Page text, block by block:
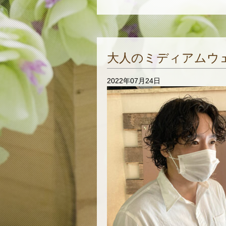
大人のミディアムウ
2022年07月24日